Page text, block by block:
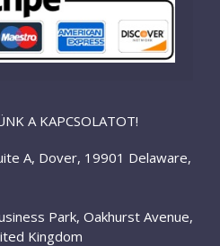
A KAPCSOLATOT!
A, Dover, 19901 Delaware,
Park, Oakhurst Avenue,
Kingdom